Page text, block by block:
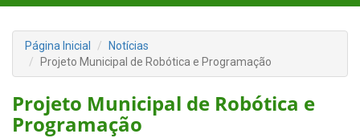
Página Inicial
Notícias
Projeto Municipal de Robótica e Programação
Projeto Municipal de Robótica e
Programação